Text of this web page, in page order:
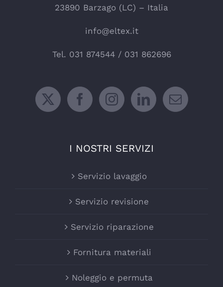
23890 Barzago (LC) – Italia
info@eltex.it
Tel. 031 874544/ 031 862696
I NOSTRI SERVIZI
Servizio lavaggio
Servizio revisione
Servizio riparazione
Fornitura materiali
Noleggio e permuta